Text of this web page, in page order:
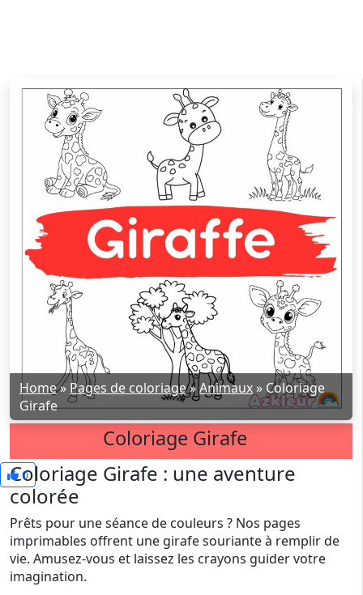
Home» Pages de coloriage»Animaux » Coloriage
Girafe
Coloriage Girafe
0
Coloriage Girafe : une aventure
colorée
Prêts pour une séance de couleurs ? Nos pages
imprimables offrent une girafe souriante à remplir de
vie. Amusez-vous et laissez les crayons guider votre
imagination.